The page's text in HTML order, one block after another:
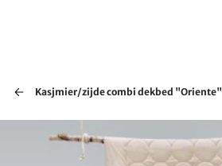
Kasjmier/zijde combi dekbed "Oriente"